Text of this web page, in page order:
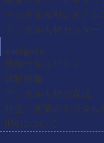
デジタル＆AIシステム
デジタル人材センター
category
情報セキュリティ
試験情報
デジタル人材の育成
社会・産業のデジタル
IPAについて